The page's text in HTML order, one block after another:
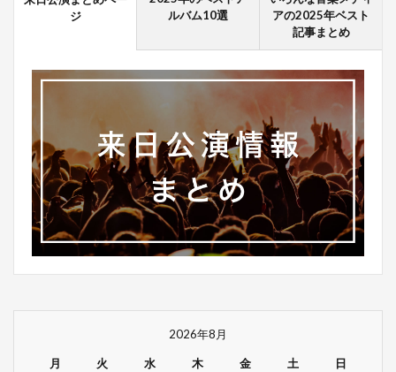
ジ
ルバム10選
アの2025年ベスト
記事まとめ
2026年8月
月 火 水 木 金 土 日